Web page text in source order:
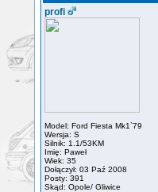
profi
Model: Ford Fiesta Mk1`79
Wersja: S
Silnik: 1.1/53KM
Imię: Paweł
Wiek: 35
Dołączył: 03 Paź 2008
Posty: 391
Skąd: Opole/ Gliwice